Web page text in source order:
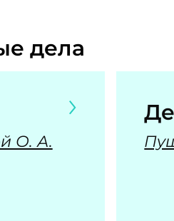
дела
О. А.